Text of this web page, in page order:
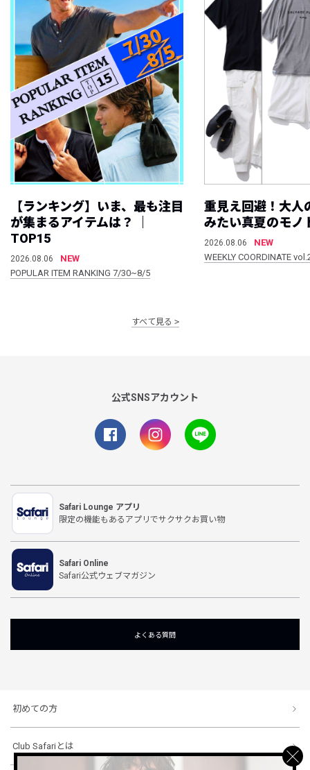
【ランキング】いま、最も注目
が集まるアイテムは？ ｜
TOP15
2026.08.06
NEW
POPULAR ITEM RANKING 7/30~8/5
重見え回避！大人
みたい真夏のモノ
2026.08.06
NEW
WEEKLY COORDINATE
すべて見る
公式SNSアカウント
Safari Lounge アプリ
限定の機能もあるアプリでサクサクお買い物
Safari Online
Safari公式ウェブマガジン
よくある質問
初めての方
Club Safariとは